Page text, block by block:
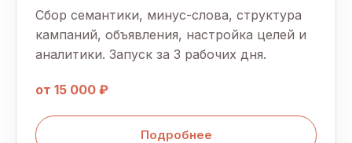
Сбор семантики, минус-слова, структура
кампаний, объявления, настройка целей и
аналитики. Запуск за 3 рабочих дня.
от 15 000 ₽
Подробнее